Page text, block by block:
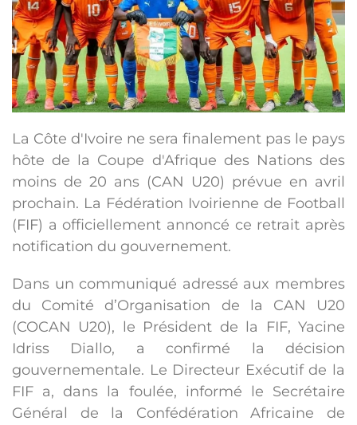
La Côte d'Ivoire ne sera finalement pas le pays
hôte de la Coupe d'Afrique des Nations des
moins de 20 ans (CAN U20) prévue en avril
prochain. La Fédération Ivoirienne de Football
(FIF) a officiellement annoncé ce retrait après
notification du gouvernement.
Dans un communiqué adressé aux membres
du Comité d’Organisation de la CAN U20
(COCAN U20), le Président de la FIF, Yacine
Idriss Diallo, a confirmé la décision
gouvernementale. Le Directeur Exécutif de la
FIF a, dans la foulée, informé le Secrétaire
Général de la Confédération Africaine de